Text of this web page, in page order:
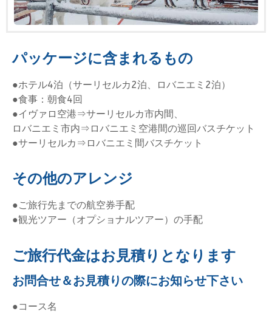
パッケージに含まれるもの
●ホテル4泊（サーリセルカ2泊、ロバニエミ2泊）
●食事：朝食4回
●イヴァロ空港⇒サーリセルカ市内間、
ロバニエミ市内⇒ロバニエミ空港間の巡回バスチケット
●サーリセルカ⇒ロバニエミ間バスチケット
その他のアレンジ
●ご旅行先までの航空券手配
●観光ツアー（オプショナルツアー）の手配
ご旅行代金はお見積りとなります
お問合せ＆お見積りの際にお知らせ下さい
●コース名